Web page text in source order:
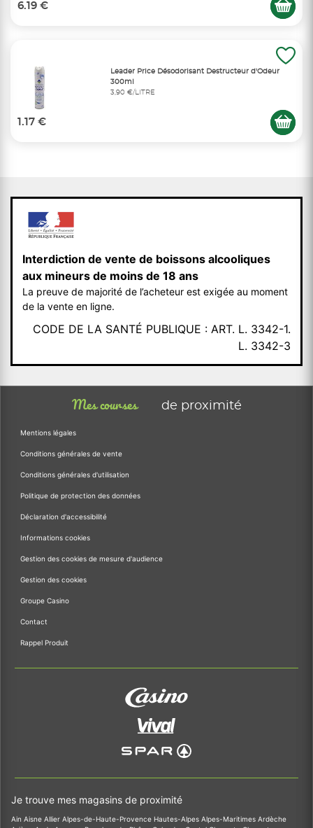
6.19 €
Leader Price Désodorisant Destructeur d'Odeur
300ml
3,90 €/LITRE
1.17 €
Interdiction de vente de boissons alcooliques
aux mineurs de moins de 18 ans
La preuve de majorité de l’acheteur est exigée au moment
de la vente en ligne.
CODE DE LA SANTÉ PUBLIQUE : ART. L. 3342-1.
L. 3342-3
Mes courses de proximité
Mentions légales
Conditions générales de vente
Conditions générales d'utilisation
Politique de protection des données
Déclaration d'accessibilité
Informations cookies
Gestion des cookies de mesure d'audience
Gestion des cookies
Groupe Casino
Contact
Rappel Produit
Je trouve mes magasins de proximité
Ain Aisne Allier Alpes-de-Haute-Provence Hautes-Alpes Alpes-Maritimes Ardèche